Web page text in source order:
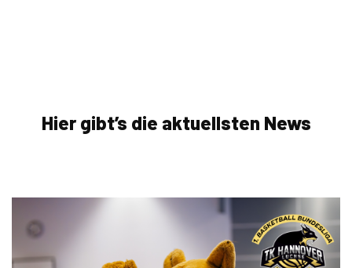
Hier gibt’s die aktuellsten News